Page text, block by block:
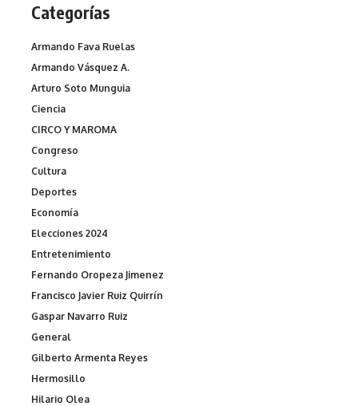
Categorías
Armando Fava Ruelas
Armando Vásquez A.
Arturo Soto Munguia
Ciencia
CIRCO Y MAROMA
Congreso
Cultura
Deportes
Economía
Elecciones 2024
Entretenimiento
Fernando Oropeza Jimenez
Francisco Javier Ruiz Quirrín
Gaspar Navarro Ruiz
General
Gilberto Armenta Reyes
Hermosillo
Hilario Olea